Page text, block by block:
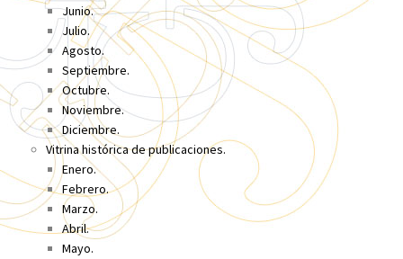
Junio.
Julio.
Agosto.
Septiembre.
Octubre.
Noviembre.
Diciembre.
Vitrina histórica de publicaciones.
Enero.
Febrero.
Marzo.
Abril.
Mayo.